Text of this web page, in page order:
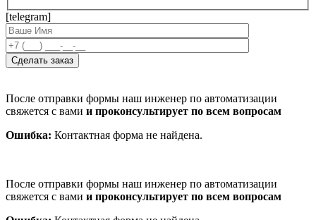
[telegram]
После отправки формы наш инженер по автоматизации
свяжется с вами и проконсультирует по всем вопросам
Ошибка: Контактная форма не найдена.
После отправки формы наш инженер по автоматизации
свяжется с вами и проконсультирует по всем вопросам